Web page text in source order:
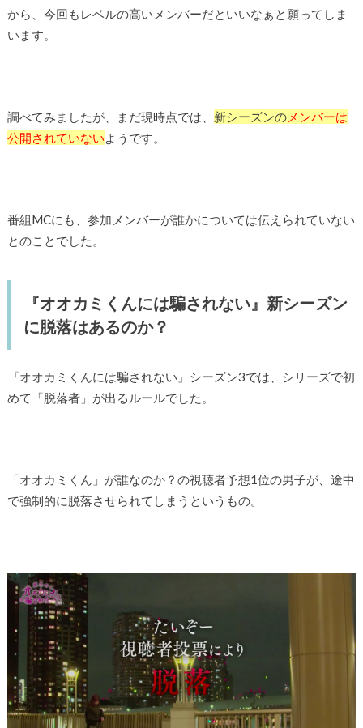
から、今回もレベルの高いメンバーだといいなぁと願ってしま
います。
調べてみましたが、まだ現時点では、 新シーズンのメンバーは
公開されていないようです。
番組MCにも、参加メンバーが誰かについては伝えられていない
とのことでした。
『オオカミくんには騙されない』新シーズン
に脱落はあるのか？
『オオカミくんには騙されない』シーズン3では、シリーズで初
めて「脱落者」が出るルールでした。
「オオカミくん」が誰なのか？の視聴者予想1位の男子が、途中
で強制的に脱落させられてしまうというもの。